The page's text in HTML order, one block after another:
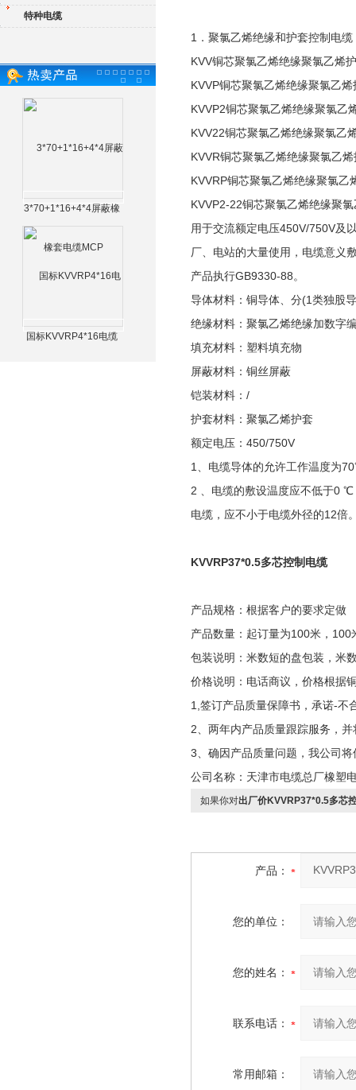
特种电缆
3*70+1*16+4*4屏蔽橡
国标KVVRP4*16电缆
1．聚氯乙烯绝缘和护套控制电缆
KVV铜芯聚氯乙烯绝缘聚氯乙烯
KVVP铜芯聚氯乙烯绝缘聚氯乙
KVVP2铜芯聚氯乙烯绝缘聚氯乙
KVV22铜芯聚氯乙烯绝缘聚氯乙
KVVR铜芯聚氯乙烯绝缘聚氯乙
KVVRP铜芯聚氯乙烯绝缘聚氯
KVVP2-22铜芯聚氯乙烯绝缘聚
用于交流额定电压450V/750V及
厂、电站的大量使用，电缆意义
产品执行GB9330-88。
导体材料：铜导体、分(1类独股
绝缘材料：聚氯乙烯绝缘加数字
填充材料：塑料填充物
屏蔽材料：铜丝屏蔽
铠装材料：/
护套材料：聚氯乙烯护套
额定电压：450/750V
1、电缆导体的允许工作温度为
2 、电缆的敷设温度应不低于0
电缆，应不小于电缆外径的12倍
KVVRP37*0.5多芯控制电缆
产品规格：根据客户的要求定做
产品数量：起订量为100米，100
包装说明：米数短的盘包装，米
价格说明：电话商议，价格根据
1,签订产品质量保障书，承诺-不
2、两年内产品质量跟踪服务，
3、确因产品质量问题，我公司
公司名称：天津市电缆总厂橡塑
如果你对出厂价KVVRP37*0.5多芯
产品：
您的单位：
您的姓名：
联系电话：
常用邮箱：